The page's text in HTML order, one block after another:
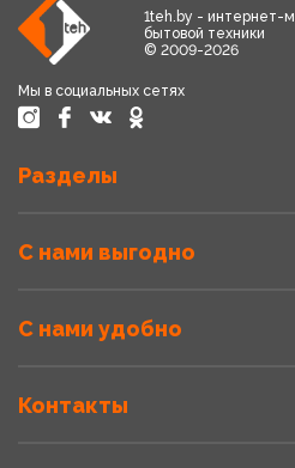
1teh.by - интернет-
бытовой техники
© 2009-2026
Мы в социальных сетях
Разделы
С нами выгодно
С нами удобно
Контакты